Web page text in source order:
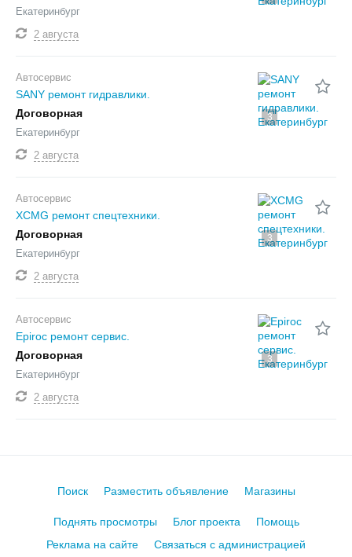
Екатеринбург
2 августа
3
Автосервис
SANY ремонт гидравлики.
Договорная
Екатеринбург
2 августа
3
Автосервис
XCMG ремонт спецтехники.
Договорная
Екатеринбург
2 августа
3
Автосервис
Epiroc ремонт сервис.
Договорная
Екатеринбург
2 августа
Поиск Разместить объявление Магазины
Поднять просмотры Блог проекта
Помощь
Реклама на сайте
Связаться с администрацией